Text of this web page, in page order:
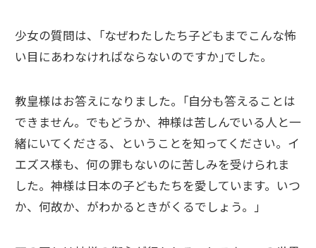
少女の質問は、｢なぜわたしたち子どもまでこんな怖
い目にあわなければならないのですか｣でした。
教皇様はお答えになりました。｢自分も答えることは
できません。でもどうか、神様は苦しんでいる人と一
緒にいてくださる、ということを知ってください。イ
エズス様も、何の罪もないのに苦しみを受けられま
した。神様は日本の子どもたちを愛しています。いつ
か、何故か、がわかるときがくるでしょう。｣